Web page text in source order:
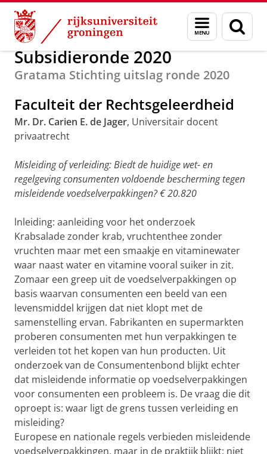
Skip
Content
Skip
Navigation
Menu
en
zoeken
Alumni Subsidierondes
Subsidieronde 2020
Gratama Stichting uitslag ronde 2020
Faculteit der Rechtsgeleerdheid
Mr. Dr. Carien E. de Jager, Universitair docent
privaatrecht
Misleiding of verleiding: Biedt de huidige wet- en
regelgeving consumenten voldoende bescherming tegen
misleidende voedselverpakkingen? € 20.820
lnleiding: aanleiding voor het onderzoek
Krabsalade zonder krab, vruchtenthee zonder
vruchten maar met een smaakje en vitaminewater
waar naast water en vitamine vooral suiker in zit.
Zomaar een greep uit de voedselverpakkingen op
basis waarvan consumenten een beeld van een
levensmiddel krijgen dat niet klopt met de
samenstelling ervan. Fabrikanten en supermarkten
proberen consumenten met hun verpakkingen te
verleiden tot het kopen van hun producten. Uit
onderzoek van de Consumentenbond blijkt echter
dat misleidende informatie op voedselverpakkingen
voor consumenten een probleem is. De vraag die dit
oproept is: waar ligt de grens tussen verleiding en
misleiding?
Europese en nationale regels verbieden misleidende
voedselverpakkingen, maar in de praktijk blijkt: niet